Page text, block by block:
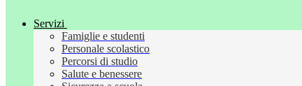
Servizi
Famiglie e studenti
Personale scolastico
Percorsi di studio
Salute e benessere